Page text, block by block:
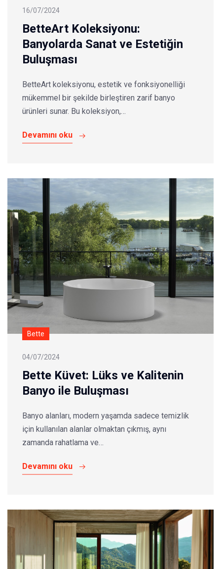
16/07/2024
BetteArt Koleksiyonu:
Banyolarda Sanat ve Estetiğin
Buluşması
BetteArt koleksiyonu, estetik ve fonksiyonelliği
mükemmel bir şekilde birleştiren zarif banyo
ürünleri sunar. Bu koleksiyon,…
Devamını oku
Bette
04/07/2024
Bette Küvet: Lüks ve Kalitenin
Banyo ile Buluşması
Banyo alanları, modern yaşamda sadece temizlik
için kullanılan alanlar olmaktan çıkmış, aynı
zamanda rahatlama ve…
Devamını oku